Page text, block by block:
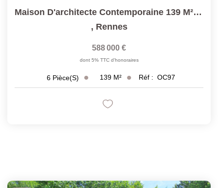
Maison D'architecte Contemporaine 139 M² Hab 152 M² Au Sol
, Rennes
588 000 €
dont 5% TTC d'honoraires
6 Pièce(s) 139 M² Réf : OC97